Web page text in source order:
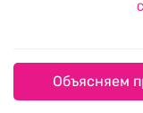
Объясняем